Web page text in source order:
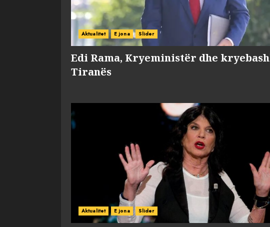
Aktualitet E jona Slider
Edi Rama, Kryeministër dhe
Tiranës
Aktualitet E jona Slider